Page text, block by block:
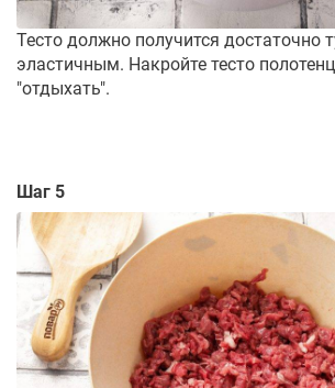
Тесто должно получится достаточно
эластичным. Накройте тесто
"отдыхать".
Шаг 5